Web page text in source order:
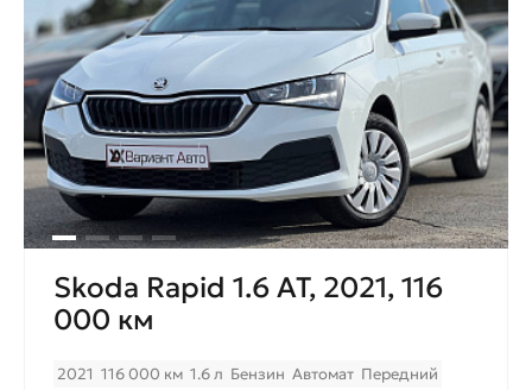
Skoda Rapid 1.6 AT, 2021, 116
000 км
2021 116 000 км 1.6 л Бензин Автомат Передний